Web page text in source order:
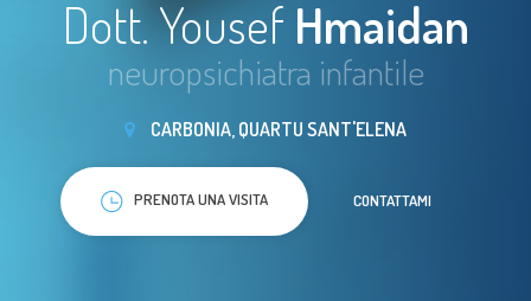
Dott. Yousef Hmaidan
neuropsichiatra infantile
CARBONIA, QUARTU SANT'ELENA
PRENOTA UNA VISITA CONTATTAMI